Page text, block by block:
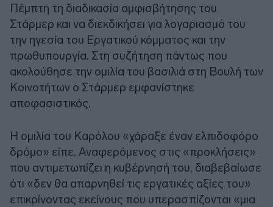
Πέμπτη τη διαδικασία αμφισβήτησης του
Στάρμερ και να διεκδικήσει για λογαριασμό του
την ηγεσία του Εργατικού κόμματος και την
πρωθυπουργία. Στη συζήτηση πάντως που
ακολούθησε την ομιλία του βασιλιά στη Βουλή των
Κοινοτήτων ο Στάρμερ εμφανίστηκε
αποφασιστικός.
Η ομιλία του Καρόλου «χάραξε έναν ελπιδοφόρο
δρόμο» είπε. Αναφερόμενος στις «προκλήσεις»
που αντιμετωπίζει η κυβέρνησή του, διαβεβαίωσε
ότι «δεν θα απαρνηθεί τις εργατικές αξίες του»
επικρίνοντας εκείνους που υπερασπίζονται «μια